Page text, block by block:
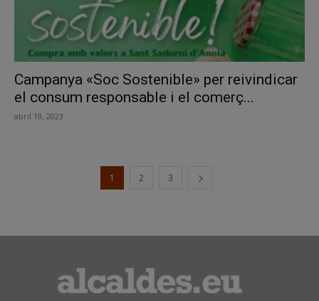
Campanya «Soc Sostenible» per reivindicar
el consum responsable i el comerç...
abril 19, 2023
1 2 3